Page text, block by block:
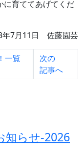
に育ててあげてくだ
年7月11日 佐藤園芸
一覧
次の
記事へ
知らせ‐2026